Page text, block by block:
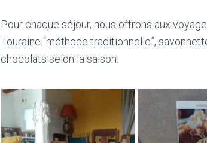
Pour chaque séjour, nous offrons aux
Touraine “méthode traditionnelle”,
chocolats selon la saison.